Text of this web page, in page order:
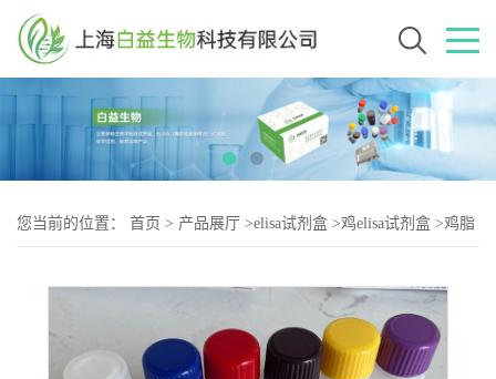
您当前的位置： 首页 > 产品展厅 >elisa试剂盒 >鸡elisa试剂盒 >鸡脂